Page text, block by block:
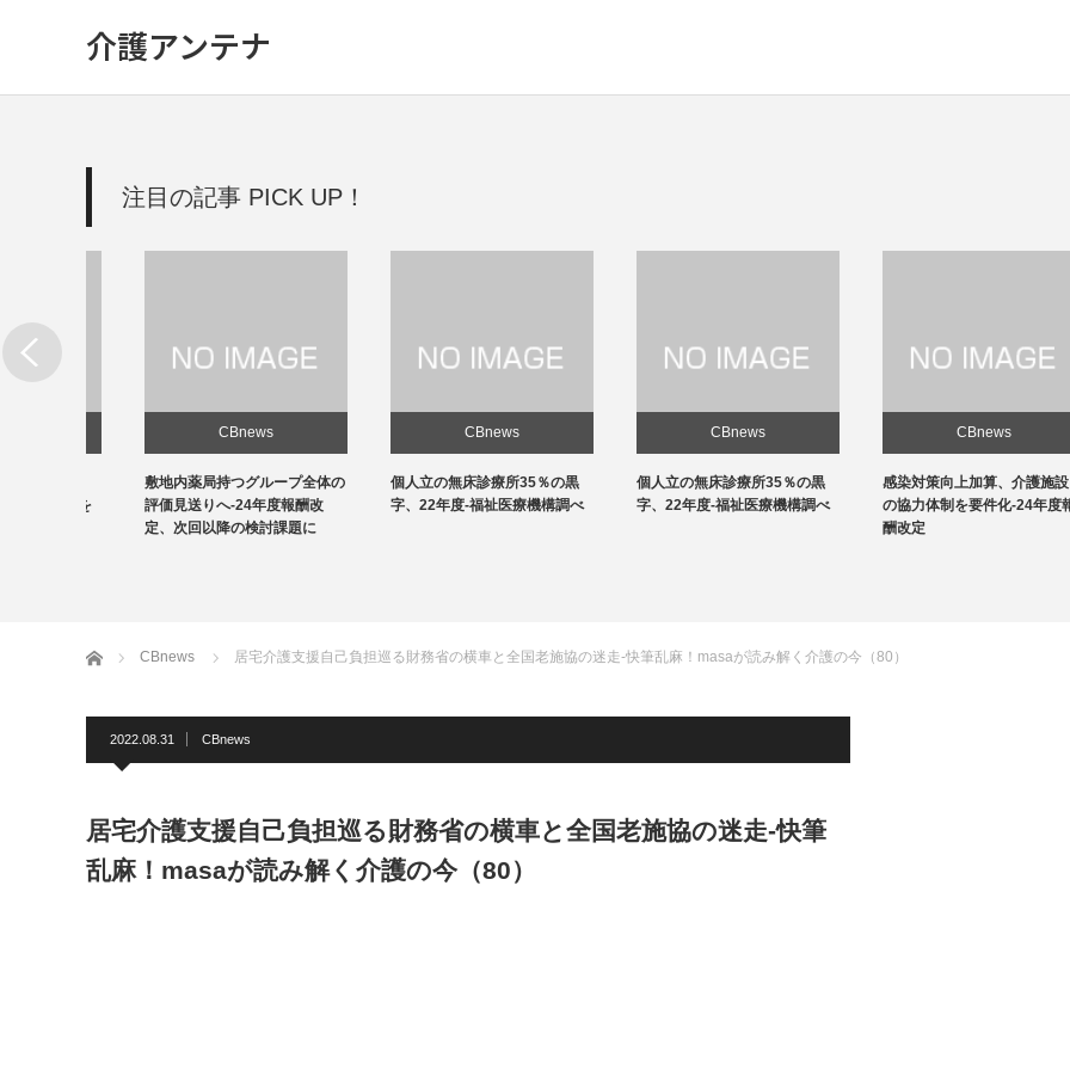
介護アンテナ
注目の記事 PICK UP！
敷地内薬局持つグループ全体の
評価見送りへ-24年度報酬改
定、次回以降の検討課題に
個人立の無床診療所35％の黒
字、22年度-福祉医療機構調べ
個人立の無床診療所35％の黒
字、22年度-福祉医療機構調べ
感染対策向上加算、介護施設と
の協力体制を要件化-24年度報
ホーム CBnews 居宅介護支援自己負担巡る財務省の横車と全国老施協の迷走-快筆乱麻！masaが読み解く介護の今（80）
2022.08.31 CBnews
居宅介護支援自己負担巡る財務省の横車と全国老施協の迷走-快筆
乱麻！masaが読み解く介護の今（80）